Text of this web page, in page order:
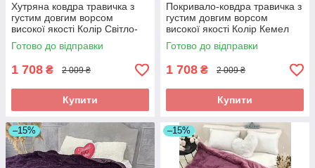
Хутряна ковдра травичка з
густим довгим ворсом
високої якості Колір Світло-
сірий 200 * 230 см
Готово до відправки
1 708 ₴ 2 009 ₴
Купити
Покривало-ковдра травичка з
густим довгим ворсом
високої якості Колір Кемел
200 * 230 см
Готово до відправки
1 708 ₴ 2 009 ₴
Купити
–15% –15%